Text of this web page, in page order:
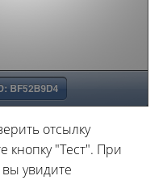
отсылку
кнопку "Тест". При
увидите